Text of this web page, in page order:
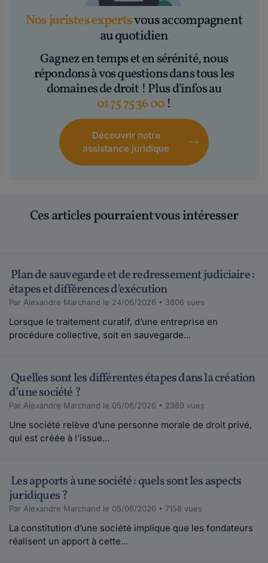
Nos juristes expertsvous accompagnent
au quotidien
Gagnez en temps et en sérénité, nous
répondons à vos questions dans tous les
domaines de droit ! Plus d'infos au
01 75 75 36 00 !
Découvrir notre
assistance juridique
Ces articles pourraient vous intéresser
Plan de sauvegarde et de redressement judiciaire :
étapes et différences d'exécution
Par Alexandre Marchand le 24/06/2026 • 3806 vues
Lorsque le traitement curatif, d’une entreprise en
procédure collective, soit en sauvegarde...
Quelles sont les différentes étapes dans la création
d’une société ?
Par Alexandre Marchand le 05/06/2026 • 2389 vues
Une société relève d’une personne morale de droit privé,
qui est créée à l’issue...
Les apports à une société : quels sont les aspects
juridiques ?
Par Alexandre Marchand le 05/06/2026 • 7158 vues
La constitution d’une société implique que les fondateurs
réalisent un apport à cette...